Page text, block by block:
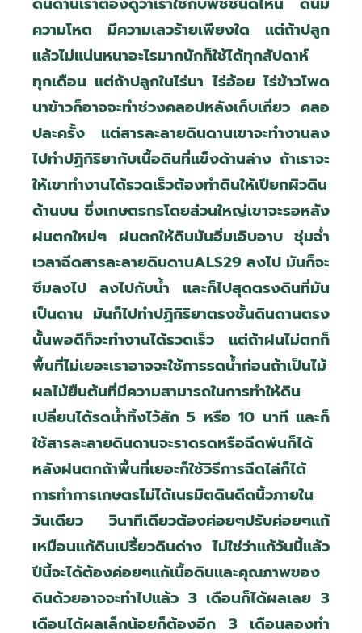
ความโหด มีความเลวร้ายเพียงใด แต่ถ้าปลูก
แล้วไม่แน่นหนาอะไรมากนักก็ใช้ได้ทุกสัปดาห์
ทุกเดือน แต่ถ้าปลูกในไร่นา ไร่อ้อย ไร่ข้าวโพด
นาข้าวก็อาจจะทำช่วงคลอปหลังเก็บเกี่ยว คลอ
ปละครั้ง แต่สารละลายดินดานเขาจะทำงานลง
ไปทำปฏิกิริยากับเนื้อดินที่แข็งด้านล่าง ถ้าเราจะ
ให้เขาทำงานได้รวดเร็วต้องทำดินให้เปียกผิวดิน
ด้านบน ซึ่งเกษตรกรโดยส่วนใหญ่เขาจะรอหลัง
ฝนตกใหม่ๆ ฝนตกให้ดินมันอิ่มเอิบอาบ ชุ่มฉ่ำ
เวลาฉีดสารละลายดินดานALS29 ลงไป มันก็จะ
ซึมลงไป ลงไปกับน้ำ และก็ไปสุดตรงดินที่มัน
เป็นดาน มันก็ไปทำปฏิกิริยาตรงชั้นดินดานตรง
นั้นพอดีก็จะทำงานได้รวดเร็ว แต่ถ้าฝนไม่ตกก็
พื้นที่ไม่เยอะเราอาจจะใช้การรดน้ำก่อนถ้าเป็นไม้
ผลไม้ยืนต้นที่มีความสามารถในการทำให้ดิน
เปลี่ยนได้รดน้ำทิ้งไว้สัก 5 หรือ 10 นาที และก็
ใช้สารละลายดินดานจะราดรดหรือฉีดพ่นก็ได้
หลังฝนตกถ้าพื้นที่เยอะก็ใช้วิธีการฉีดไล่ก็ได้
การทำการเกษตรไม่ได้เนรมิตดินดีดนิ้วภายใน
วันเดียว วินาทีเดียวต้องค่อยๆปรับค่อยๆแก้
เหมือนแก้ดินเปรี้ยวดินด่าง ไม่ใช่ว่าแก้วันนี้แล้ว
ปีนี้จะได้ต้องค่อยๆแก้เนื้อดินและคุณภาพของ
ดินด้วยอาจจะทำไปแล้ว 3 เดือนก็ได้ผลเลย 3
เดือนได้ผลเล็กน้อยก็ต้องอีก 3 เดือนลองทำ